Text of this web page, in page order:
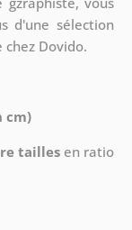
d'une sélection
Dovido.
cm)
tailles en ratio